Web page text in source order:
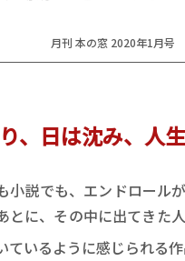
月刊 本の窓 2020年1月号
、日は沈み、人
小説でも、エンドロール
とに、その中に出てきた
ているように感じられる